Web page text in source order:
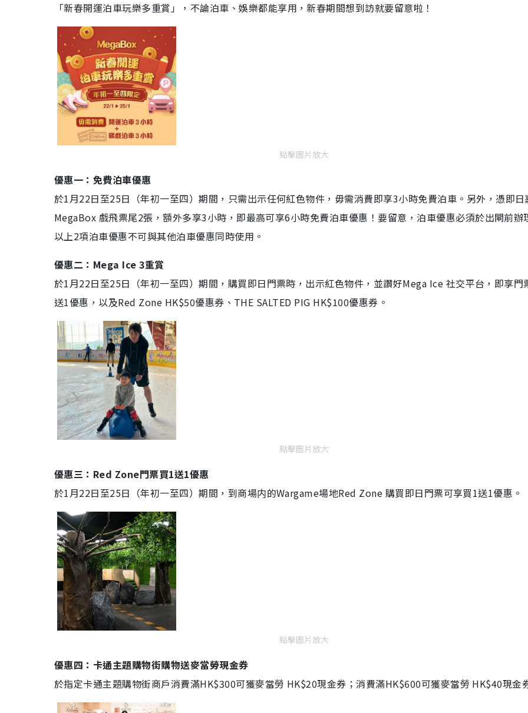
「新春開運泊車玩樂多重賞」，不論泊車、娛樂都能享用，新春期間想到訪就要留意啦！
點擊圖片放大
優惠一：免費泊車優惠
於1月22日至25日（年初一至四）期間，只需出示任何紅色物件，毋需消費即享3小時免費泊車。另外，憑即日
MegaBox 戲飛票尾2張，額外多享3小時，即最高可享6小時免費泊車優惠！要留意，泊車優惠必須於出閘前辦
以上2項泊車優惠不可與其他泊車優惠同時使用。
優惠二：Mega Ice 3重賞
於1月22日至25日（年初一至四）期間，購買即日門票時，出示紅色物件，並讚好Mega Ice 社交平台，即享門
送1優惠，以及Red Zone HK$50優惠券、THE SALTED PIG HK$100優惠券。
點擊圖片放大
優惠三：Red Zone門票買1送1優惠
於1月22日至25日（年初一至四）期間，到商場内的Wargame場地Red Zone 購買即日門票可享買1送1優惠。
點擊圖片放大
優惠四：卡通主題購物街購物送麥當勞現金券
於指定卡通主題購物街商戶消費滿HK$300可獲麥當勞 HK$20現金券；消費滿HK$600可獲麥當勞 HK$40現金